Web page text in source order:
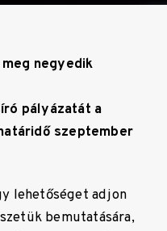
negyedik
pályázatát a
szeptember
lehetőséget adjon
bemutatására,